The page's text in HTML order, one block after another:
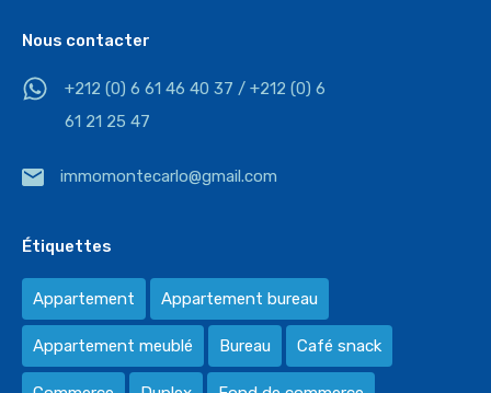
Nous contacter
+212 (0) 6 61 46 40 37 / +212 (0) 6
61 21 25 47
immomontecarlo@gmail.com
Étiquettes
Appartement Appartement bureau
Appartement meublé Bureau Café snack